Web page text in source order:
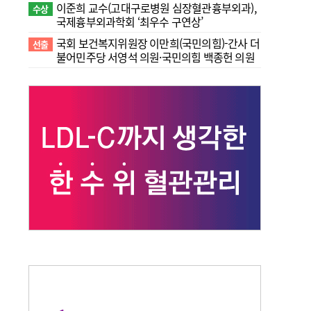
수상
이준희 교수(고대구로병원 심장혈관흉부외과),
국제흉부외과학회 ‘최우수 구연상’
선출 국회 보건복지위원장 이만희(국민의힘)-간사 더
불어민주당 서영석 의원·국민의힘 백종헌 의원